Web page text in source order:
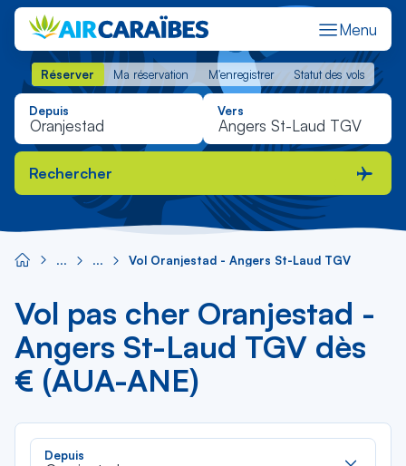
Menu
Réserver Ma réservation M'enregistrer Statut des vols
Réserver Ma réservation M'enregistrer Statut des vols
Depuis Vers
Rechercher
Vol Oranjestad - Angers St-Laud TGV
Vol pas cher Oranjestad -
Angers St-Laud TGV dès
€ (AUA-ANE)
Depuis